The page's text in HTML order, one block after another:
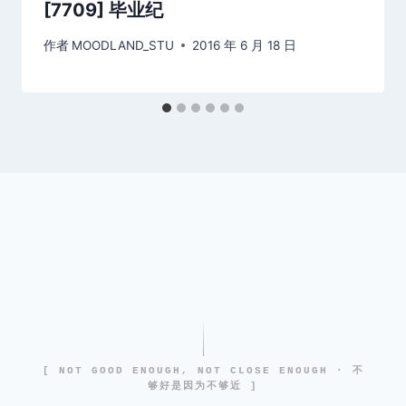
[7709] 毕业纪
作者 MOODLAND_STU 2016 年 6 月 18 日
[ NOT GOOD ENOUGH, NOT CLOSE ENOUGH · 不
够好是因为不够近 ]